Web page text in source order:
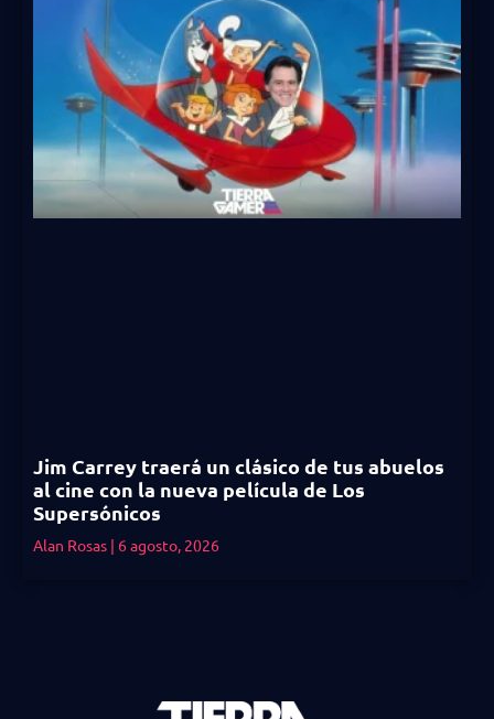
Jim Carrey traerá un clásico de tus abuelos
al cine con la nueva película de Los
Supersónicos
Alan Rosas 6 agosto, 2026